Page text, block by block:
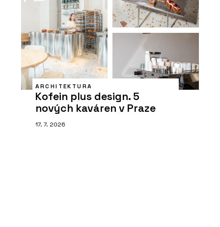
ARCHITEKTURA
Kofein plus design. 5
nových kaváren v Praze
17. 7. 2026